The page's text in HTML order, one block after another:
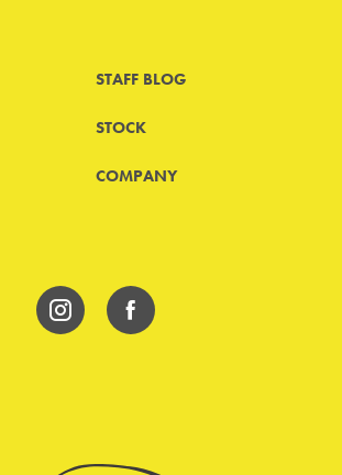
STAFF BLOG
STOCK
COMPANY